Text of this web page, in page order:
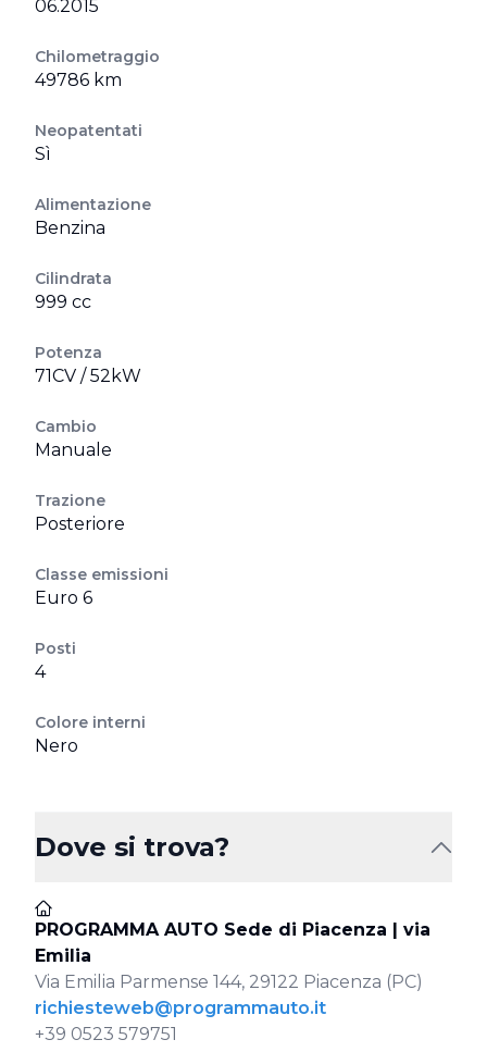
06.2015
Chilometraggio
49786 km
Neopatentati
Sì
Alimentazione
Benzina
Cilindrata
999 cc
Potenza
71CV / 52kW
Cambio
Manuale
Trazione
Posteriore
Classe emissioni
Euro 6
Posti
4
Colore interni
Nero
Dove si trova?
PROGRAMMA AUTO Sede di Piacenza | via
Emilia
Via Emilia Parmense 144, 29122 Piacenza (PC)
richiesteweb@programmauto.it
+39 0523 579751